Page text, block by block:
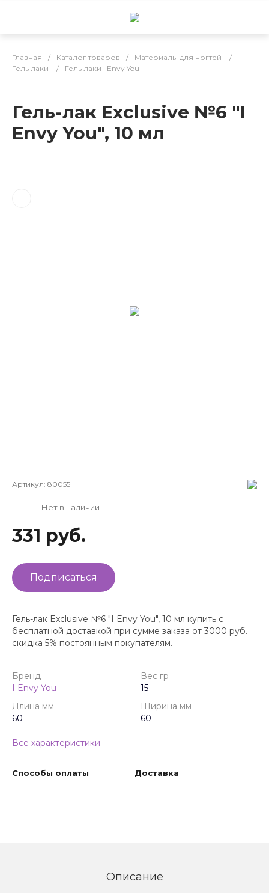
Главная / Каталог товаров / Материалы для ногтей
/
Гель лаки
/ Гель лаки I Envy You
Гель-лак Exclusive №6 "I
Envy You", 10 мл
Артикул: 80055
Нет в наличии
331 руб.
Подписаться
Гель-лак Exclusive №6 "I Envy You", 10 мл купить с
бесплатной доставкой при сумме заказа от 3000 руб.
скидка 5% постоянным покупателям.
Бренд
I Envy You
Вес гр
15
Длина мм
60
Ширина мм
60
Все характеристики
Способы оплаты Доставка
Описание